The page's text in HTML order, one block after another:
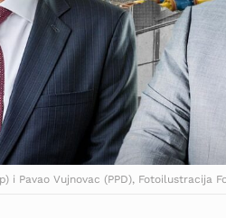
i Pavao Vujnovac (PPD), Fotoilustracija